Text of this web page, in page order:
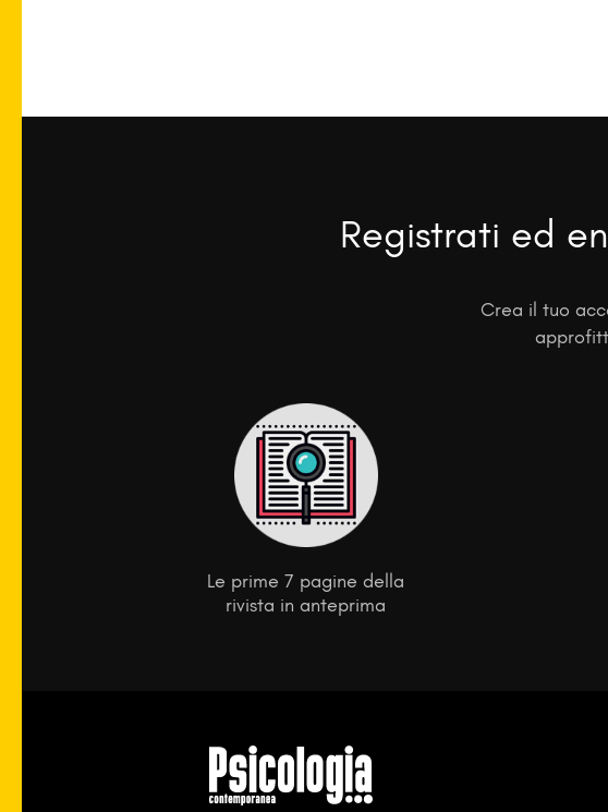
Registrati ed
Crea il tuo
Le prime 7 pagine della
rivista in anteprima